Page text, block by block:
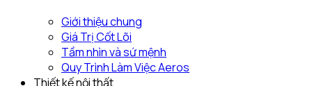
Giới thiệu chung
Giá Trị Cốt Lõi
Tầm nhìn và sứ mệnh
Quy Trình Làm Việc Aeros
Thiết kế nội thất